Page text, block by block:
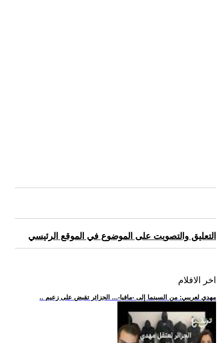
التعليق والتصويت على الموضوع في الموقع الرئيسي
اخر الافلام
.. مهدي لعريبي: من السينما إلى -مافيا-... الجزائر تقبض على زعيم